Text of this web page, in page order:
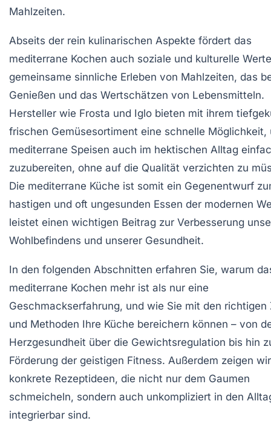
Mahlzeiten.
Abseits der rein kulinarischen Aspekte fördert das
mediterrane Kochen auch soziale und kulturelle
gemeinsame sinnliche Erleben von Mahlzeiten, das
Genießen und das Wertschätzen von Lebensmitteln.
Hersteller wie Frosta und Iglo bieten mit ihrem
frischen Gemüsesortiment eine schnelle Möglichkeit,
mediterrane Speisen auch im hektischen Alltag
zuzubereiten, ohne auf die Qualität verzichten zu
Die mediterrane Küche ist somit ein Gegenentwurf
hastigen und oft ungesunden Essen der modernen
leistet einen wichtigen Beitrag zur Verbesserung
Wohlbefindens und unserer Gesundheit.
In den folgenden Abschnitten erfahren Sie, warum
mediterrane Kochen mehr ist als nur eine
Geschmackserfahrung, und wie Sie mit den richtigen
und Methoden Ihre Küche bereichern können – von
Herzgesundheit über die Gewichtsregulation bis hin
Förderung der geistigen Fitness. Außerdem zeigen wir
konkrete Rezeptideen, die nicht nur dem Gaumen
schmeicheln, sondern auch unkompliziert in den
integrierbar sind.